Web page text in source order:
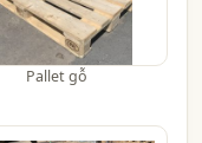
Pallet gỗ